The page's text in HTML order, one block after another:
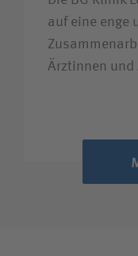
auf eine enge
Ärztinnen und